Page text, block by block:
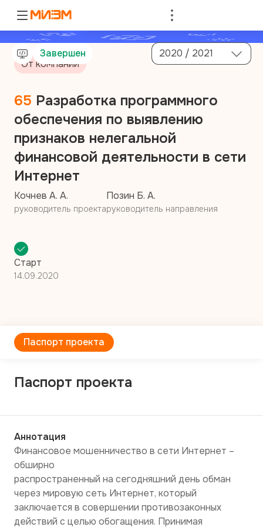
Завершен
2020 / 2021
От компании
65 Разработка программного
обеспечения по выявлению
признаков нелегальной
финансовой деятельности в сети
Интернет
Кочнев А. А.
руководитель проекта
Позин Б. А.
руководитель направления
Старт
14.09.2020
Паспорт проекта
Паспорт проекта
Аннотация
Финансовое мошенничество в сети Интернет –
обширно
распространенный на сегодняшний день обман
через мировую сеть Интернет, который
заключается в совершении противозаконных
действий с целью обогащения. Принимая